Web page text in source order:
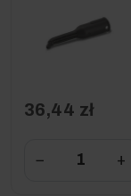
36,44 zł
− +